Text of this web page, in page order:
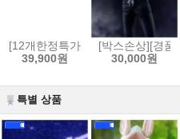
[12개한정특가]HG 1/100 VF-19
39,900원
[박스손상][경품
30,000원
특별 상품